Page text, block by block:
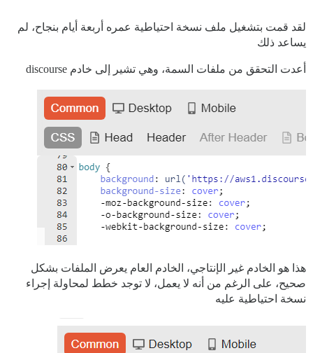
لقد قمت بتشغيل ملف نسخة احتياطية عمره أربعة أيام بنجاح، لم
يساعد ذلك
أعدت التحقق من ملفات السمة، وهي تشير إلى خادم discourse
هذا هو الخادم غير الإنتاجي، الخادم العام يعرض الملفات بشكل
صحيح، على الرغم من أنه لا يعمل، لا توجد خطط لمحاولة إجراء
نسخة احتياطية عليه